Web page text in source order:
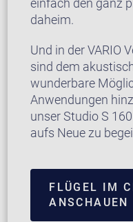
daheim.
Und in der VARIO
sind dem
wunderbare
Anwendungen
unser Studio S
aufs Neue zu
FLÜGEL IM
ANSCHAUEN